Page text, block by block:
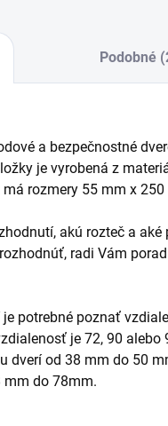
Podobné
a bezpečnostné
je vyrobená z
rozmery 55 mm x
akú rozteč a
radi Vám
potrebné poznať
je 72, 90
dverí od 38 mm do 50
mm do 78mm.